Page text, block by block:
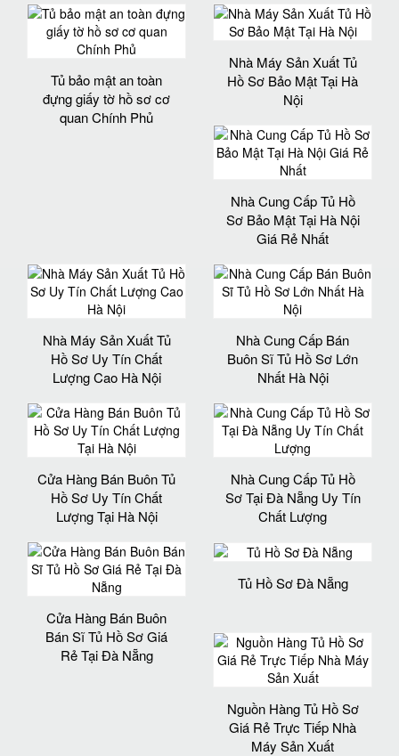
Tủ bảo mật an toàn
đựng giấy tờ hồ sơ cơ
quan Chính Phủ
Nhà Máy Sản Xuất Tủ
Hồ Sơ Bảo Mật Tại Hà
Nội
Nhà Cung Cấp Tủ Hồ
Sơ Bảo Mật Tại Hà Nội
Giá Rẻ Nhất
Nhà Máy Sản Xuất Tủ
Hồ Sơ Uy Tín Chất
Lượng Cao Hà Nội
Nhà Cung Cấp Bán
Buôn Sĩ Tủ Hồ Sơ Lớn
Nhất Hà Nội
Cửa Hàng Bán Buôn Tủ
Hồ Sơ Uy Tín Chất
Lượng Tại Hà Nội
Nhà Cung Cấp Tủ Hồ
Sơ Tại Đà Nẵng Uy Tín
Chất Lượng
Cửa Hàng Bán Buôn
Bán Sĩ Tủ Hồ Sơ Giá
Rẻ Tại Đà Nẵng
Tủ Hồ Sơ Đà Nẵng
Nguồn Hàng Tủ Hồ Sơ
Giá Rẻ Trực Tiếp Nhà
Máy Sản Xuất